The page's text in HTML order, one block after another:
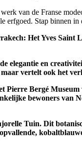
van de Franse
erfgoed. Stap binnen
Het Yves Saint
en
vertelt ook het
Pierre Bergé
bewoners van
Tuin. Dit